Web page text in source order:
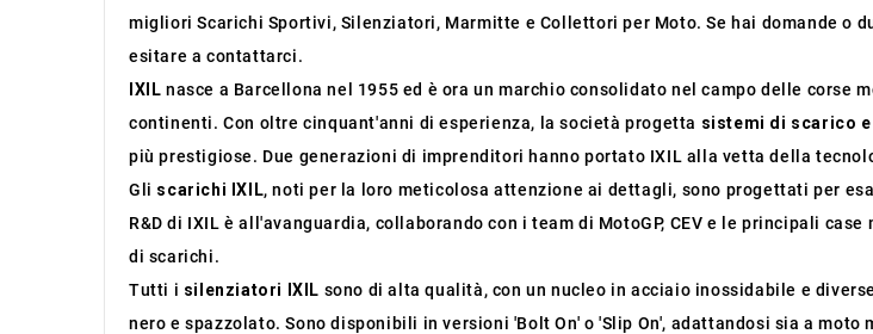
migliori Scarichi Sportivi, Silenziatori, Marmitte e Collettori per Moto. Se hai domande o
esitare a contattarci.
IXIL nasce a Barcellona nel 1955 ed è ora un marchio consolidato nel campo delle
continenti. Con oltre cinquant'anni di esperienza, la società progetta sistemi di scarico
più prestigiose. Due generazioni di imprenditori hanno portato IXIL alla vetta della
Gli scarichi IXIL, noti per la loro meticolosa attenzione ai dettagli, sono progettati per
R&D di IXIL è all'avanguardia, collaborando con i team di MotoGP, CEV e le principali
di scarichi.
Tutti i silenziatori IXIL sono di alta qualità, con un nucleo in acciaio inossidabile e
nero e spazzolato. Sono disponibili in versioni 'Bolt On' o 'Slip On', adattandosi sia a